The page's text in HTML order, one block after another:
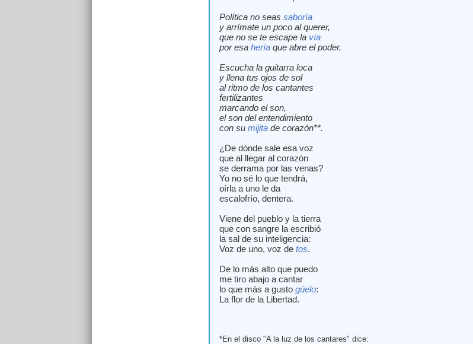
Política no seas saboría
y arrímate un poco al querer,
que no se te escape la vía
por esa heríaque abre el poder.
Escucha la guitarra loca
y llena tus ojos de sol
al ritmo de los cantantes
fertilizantes
marcando el son,
el son del entendimiento
con su mijitade corazón**.
¿De dónde sale esa voz
que al llegar al corazón
se derrama por las venas?
Yo no sé lo que tendrá,
oírla a uno le da
escalofrío, dentera.
Viene del pueblo y la tierra
que con sangre la escribió
la sal de su inteligencia:
Voz de uno, voz de tos.
De lo más alto que puedo
me tiro abajo a cantar
lo que más a gusto güelo:
La flor de la Libertad.
*En el disco "A la luz de los cantares" dice: